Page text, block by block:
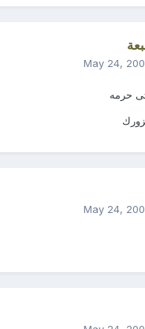
May 24,
حرمه
May 24,